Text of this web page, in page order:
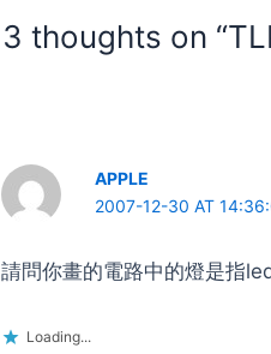
3 thoughts on
APPLE
2007-12-30 AT
請問你畫的電路中的燈是指
Loading...